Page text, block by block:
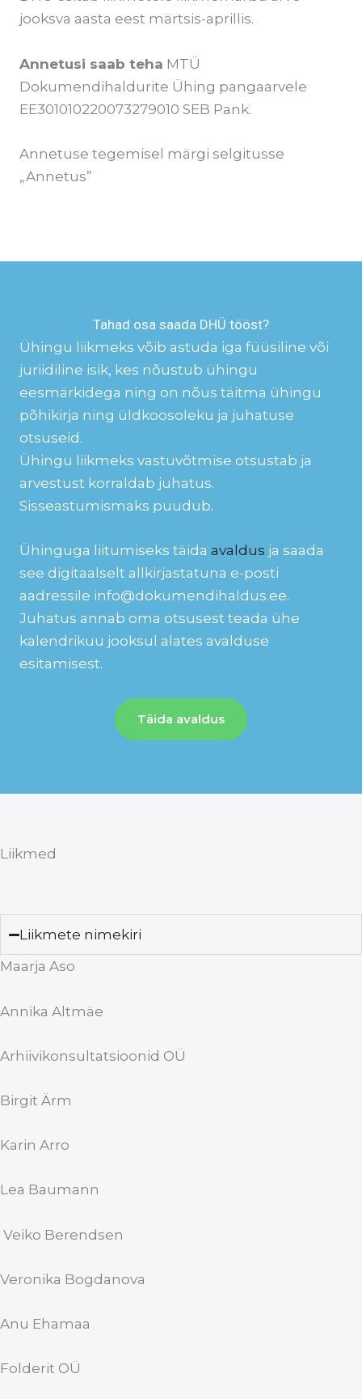
jooksva aasta eest märtsis-aprillis.
Annetusi saab teha MTÜ
Dokumendihaldurite Ühing pangaarvele
EE301010220073279010 SEB Pank.
Annetuse tegemisel märgi selgitusse
„Annetus”
Tahad osa saada DHÜ tööst?
Ühingu liikmeks võib astuda iga füüsiline või
juriidiline isik, kes nõustub ühingu
eesmärkidega ning on nõus täitma ühingu
põhikirja ning üldkoosoleku ja juhatuse
otsuseid.
Ühingu liikmeks vastuvõtmise otsustab ja
arvestust korraldab juhatus.
Sisseastumismaks puudub.
Ühinguga liitumiseks täida avaldus ja saada
see digitaalselt allkirjastatuna e-posti
aadressile info@dokumendihaldus.ee.
Juhatus annab oma otsusest teada ühe
kalendrikuu jooksul alates avalduse
esitamisest.
Täida avaldus
Liikmed
Liikmete nimekiri
Maarja Aso
Annika Altmäe
Arhiivikonsultatsioonid OÜ
Birgit Ärm
Karin Arro
Lea Baumann
Veiko Berendsen
Veronika Bogdanova
Anu Ehamaa
Folderit OÜ